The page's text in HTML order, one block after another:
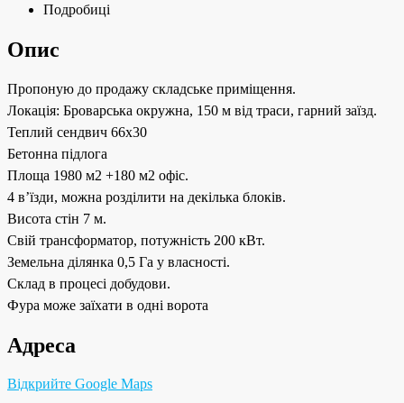
Подробиці
Опис
Пропоную до продажу складське приміщення.
Локація: Броварська окружна, 150 м від траси, гарний заїзд.
Теплий сендвич 66х30
Бетонна підлога
Площа 1980 м2 +180 м2 офіс.
4 вʼїзди, можна розділити на декілька блоків.
Висота стін 7 м.
Свій трансформатор, потужність 200 кВт.
Земельна ділянка 0,5 Га у власності.
Склад в процесі добудови.
Фура може заїхати в одні ворота
Адреса
Відкрийте Google Maps